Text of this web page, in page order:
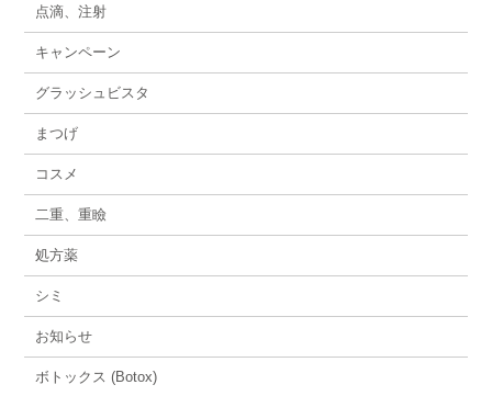
点滴、注射
キャンペーン
グラッシュビスタ
まつげ
コスメ
二重、重瞼
処方薬
シミ
お知らせ
ボトックス (Botox)